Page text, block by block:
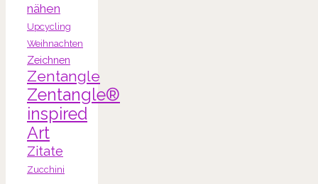
nähen
Upcycling
Weihnachten
Zeichnen
Zentangle
Zentangle®
inspired
Art
Zitate
Zucchini